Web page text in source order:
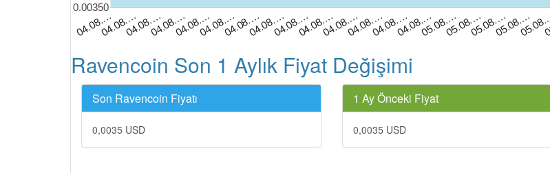
04.08.…04.08.…04.08.…04.08.…04.08.…04.08.…04.08.…04.08.…04.08.…04.08.…04.08.…04.08.…04.08.…04.08.…05.08.…05.08.…05.08.…05.08.…
0.00350
Ravencoin Son 1 Aylık Fiyat Değişimi
Son Ravencoin Fiyatı
0,0035 USD
1 Ay Önceki Fiyat
0,0035 USD